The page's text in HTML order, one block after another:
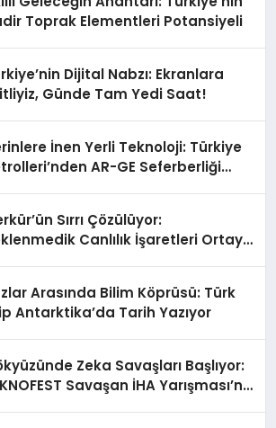
Toprak Elementleri Potansiyeli
Dijital Nabzı: Ekranlara
Günde Tam Yedi Saat!
İnen Yerli Teknoloji: Türkiye
AR-GE Seferberliği
Sırrı Çözülüyor:
Canlılık İşaretleri Ortaya
Arasında Bilim Köprüsü: Türk
Antarktika’da Tarih Yazıyor
Zeka Savaşları Başlıyor:
Savaşan İHA Yarışması’na